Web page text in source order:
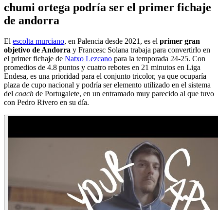
chumi ortega podría ser el primer fichaje
de andorra
El escolta murciano, en Palencia desde 2021, es el primer gran
objetivo de Andorra y Francesc Solana trabaja para convertirlo en
el primer fichaje de Natxo Lezcano para la temporada 24-25. Con
promedios de 4.8 puntos y cuatro rebotes en 21 minutos en Liga
Endesa, es una prioridad para el conjunto tricolor, ya que ocuparía
plaza de cupo nacional y podría ser elemento utilizado en el sistema
del coach de Portugalete, en un entramado muy parecido al que tuvo
con Pedro Rivero en su día.